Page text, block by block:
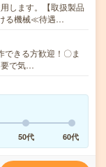
します。【取扱製品
る機械≪待遇…
きる方歓迎！〇ま
要で気…
50代 60代